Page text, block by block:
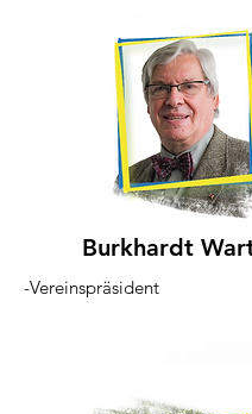
Burkhardt
-Vereinspräsident